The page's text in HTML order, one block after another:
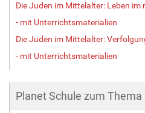
Die Juden im Mittelalter: Leben im
- mit Unterrichtsmaterialien
Die Juden im Mittelalter:
- mit Unterrichtsmaterialien
Planet Schule zum Thema